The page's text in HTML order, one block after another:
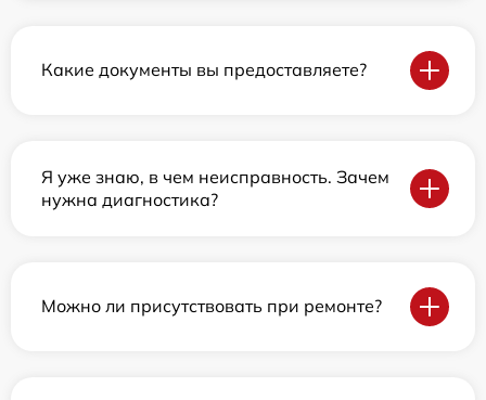
Какие документы вы предоставляете?
Я уже знаю, в чем неисправность. Зачем
нужна диагностика?
Можно ли присутствовать при ремонте?